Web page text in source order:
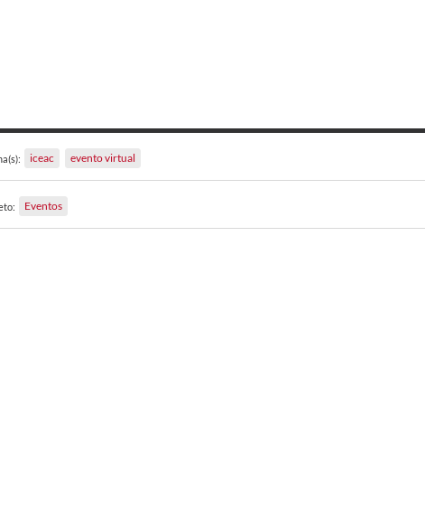
iceac evento virtual
Eventos